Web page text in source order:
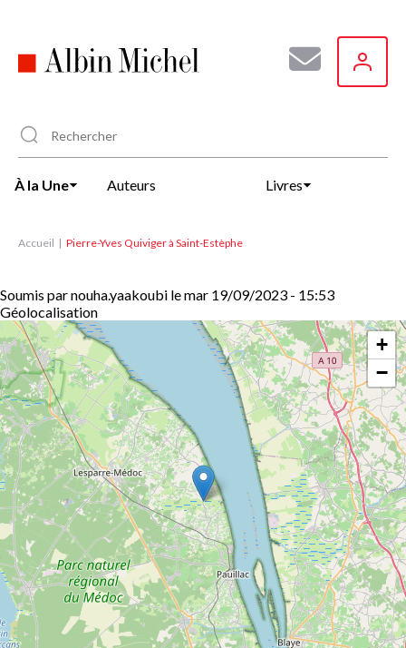
principal
À la Une Auteurs Livres
Accueil Pierre-Yves Quiviger à Saint-Estèphe
Soumis parnouha.yaakoubi lemar 19/09/2023 - 15:53
Géolocalisation
+
−